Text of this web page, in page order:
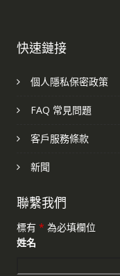
快速鏈接
個人隱私保密政策
FAQ 常見問題
客戶服務條款
新聞
聯繫我們
標有 * 為必填欄位
姓名